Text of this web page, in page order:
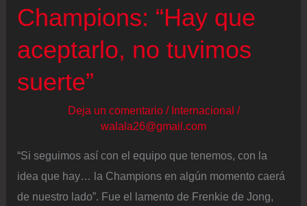
mayor
con
Champions: “Hay que
aceptarlo, no tuvimos
suerte”
Deja un comentario / Internacional /
walala26@gmail.com
“Si seguimos así con el equipo que tenemos, con la
idea que hay… la Champions en algún momento caerá
de nuestro lado”. Fue el lamento de Frenkie de Jong,